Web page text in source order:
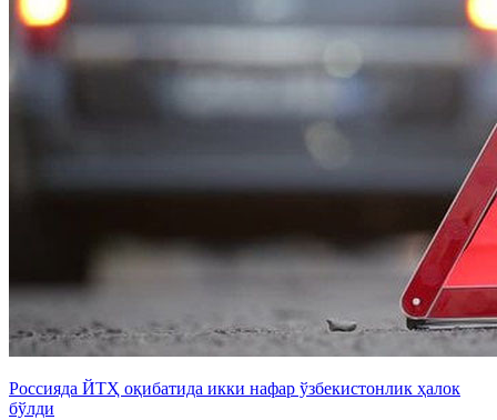
Россияда ЙТҲ оқибатида икки нафар ўзбекистонлик ҳалок
бўлди